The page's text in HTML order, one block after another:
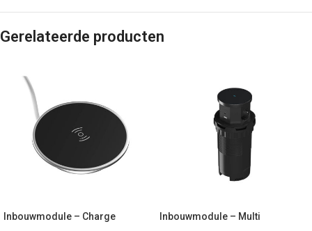
Gerelateerde producten
Inbouwmodule – Charge Inbouwmodule – Multi